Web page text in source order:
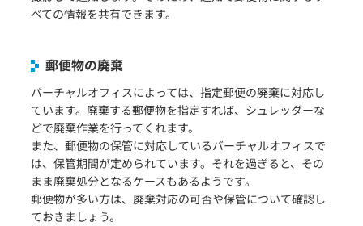
べての情報を共有できます。
郵便物の廃棄
バーチャルオフィスによっては、指定郵便の廃棄に対応し
ています。廃棄する郵便物を指定すれば、シュレッダーな
どで廃棄作業を行ってくれます。
また、郵便物の保管に対応しているバーチャルオフィスで
は、保管期間が定められています。それを過ぎると、その
まま廃棄処分となるケースもあるようです。
郵便物が多い方は、廃棄対応の可否や保管について確認し
ておきましょう。